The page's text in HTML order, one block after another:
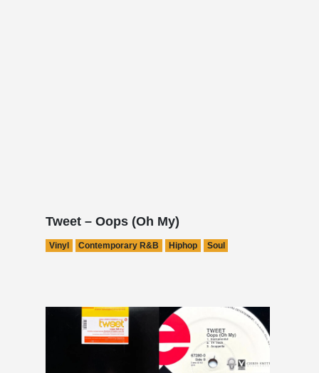
Tweet – Oops (Oh My)
Vinyl Contemporary R&B Hiphop Soul